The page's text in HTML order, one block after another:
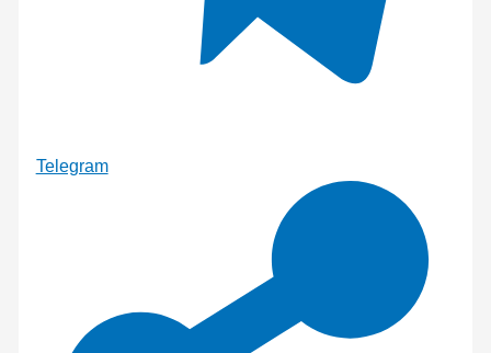
Telegram